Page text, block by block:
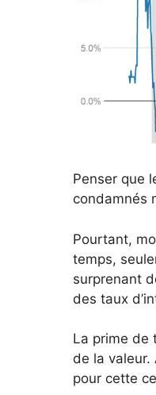
Penser que
condamnés
Pourtant,
temps,
surprenant
des taux
La prime de
de la
pour cette